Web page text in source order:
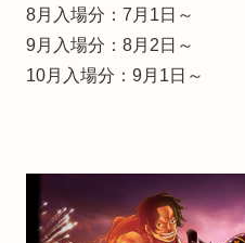
8月入場分：7月1日～
9月入場分：8月2日～
10月入場分：9月1日～